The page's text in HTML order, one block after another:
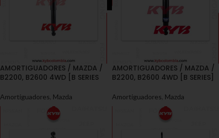
AMORTIGUADORES / MAZDA /
B2200, B2600 4WD [B SERIES
Amortiguadores Mazda
AMORTIGUADORES / MAZDA /
B2200, B2600 4WD [B SERIES]
Amortiguadores Mazda